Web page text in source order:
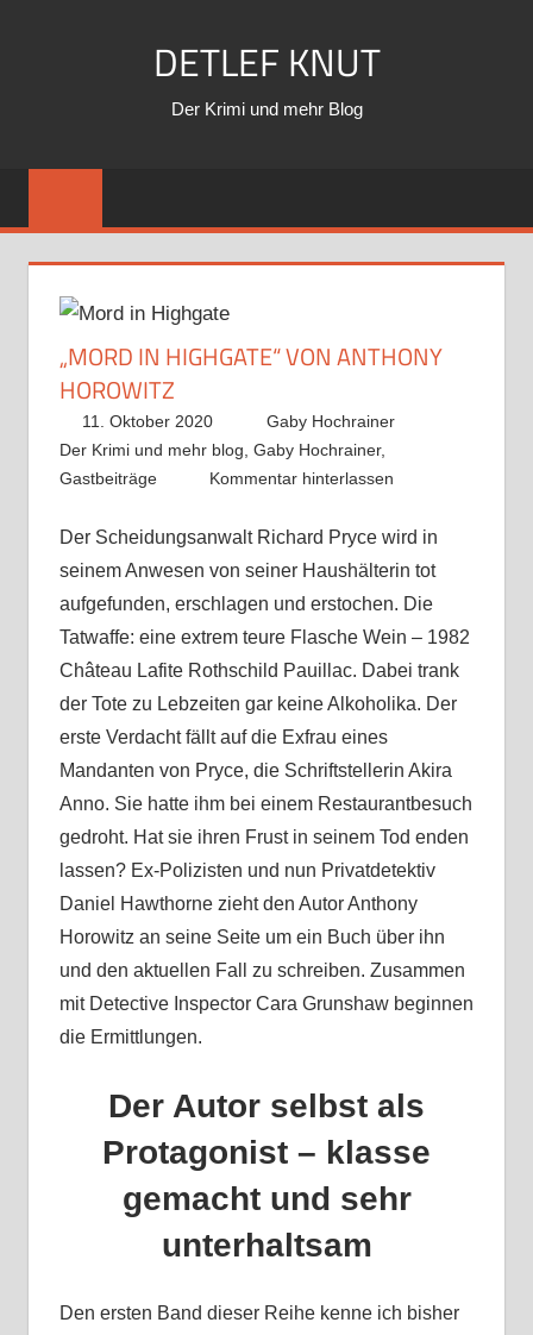
DETLEF KNUT
Der Krimi und mehr Blog
„MORD IN HIGHGATE“ VON ANTHONY
HOROWITZ
11. Oktober 2020
Gaby Hochrainer
Der Krimi und mehr blog, Gaby Hochrainer,
Gastbeiträge
Kommentar hinterlassen
Der Scheidungsanwalt Richard Pryce wird in
seinem Anwesen von seiner Haushälterin tot
aufgefunden, erschlagen und erstochen. Die
Tatwaffe: eine extrem teure Flasche Wein – 1982
Château Lafite Rothschild Pauillac. Dabei trank
der Tote zu Lebzeiten gar keine Alkoholika. Der
erste Verdacht fällt auf die Exfrau eines
Mandanten von Pryce, die Schriftstellerin Akira
Anno. Sie hatte ihm bei einem Restaurantbesuch
gedroht. Hat sie ihren Frust in seinem Tod enden
lassen? Ex-Polizisten und nun Privatdetektiv
Daniel Hawthorne zieht den Autor Anthony
Horowitz an seine Seite um ein Buch über ihn
und den aktuellen Fall zu schreiben. Zusammen
mit Detective Inspector Cara Grunshaw beginnen
die Ermittlungen.
Der Autor selbst als
Protagonist – klasse
gemacht und sehr
unterhaltsam
Den ersten Band dieser Reihe kenne ich bisher